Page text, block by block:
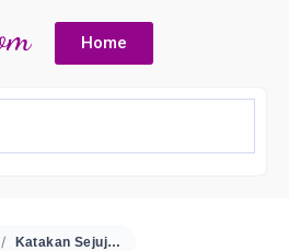
Home
Katakan Sejujurnya – Christine Panjaitan